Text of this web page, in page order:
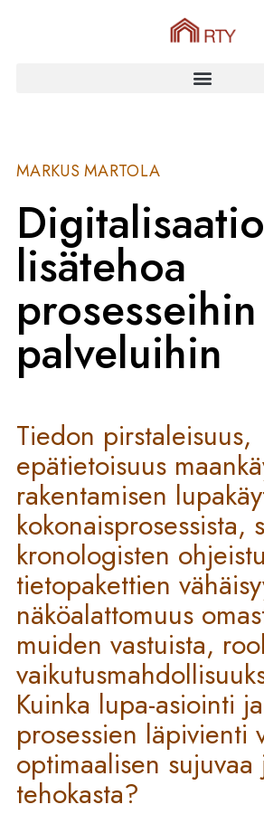
MARKUS MARTOLA
lisätehoa
palveluihin
Tiedon pirstaleisuus,
epätietoisuus
rakentamisen
kokonaisprosessista,
kronologisten
tietopakettien
näköalattomuus
muiden vastuista,
Kuinka lupa-asiointi ja
prosessien läpivienti
optimaalisen sujuvaa
tehokasta?